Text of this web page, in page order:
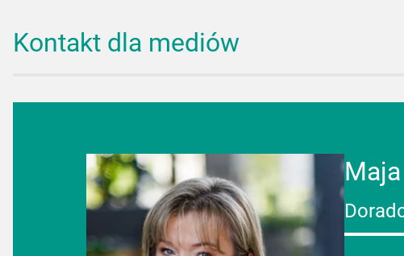
Kontakt dla mediów